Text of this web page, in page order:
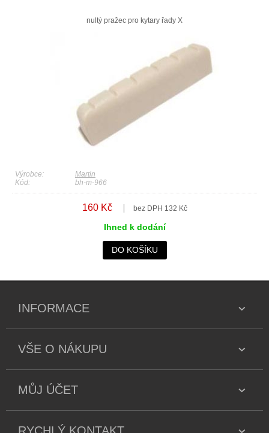
nultý pražec pro kytary řady X
Výrobce:
Martin
Kód:
bh-m-966
160 Kč bez DPH 132 Kč
Ihned k dodání
DO KOŠÍKU
INFORMACE
VŠE O NÁKUPU
MŮJ ÚČET